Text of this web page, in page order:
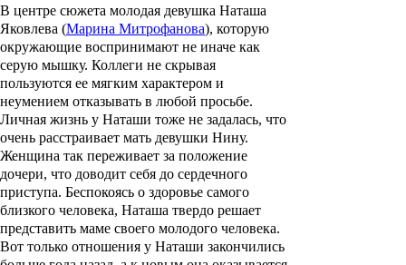
В центре сюжета молодая девушка Наташа
Яковлева (Марина Митрофанова), которую
окружающие воспринимают не иначе как
серую мышку. Коллеги не скрывая
пользуются ее мягким характером и
неумением отказывать в любой просьбе.
Личная жизнь у Наташи тоже не задалась, что
очень расстраивает мать девушки Нину.
Женщина так переживает за положение
дочери, что доводит себя до сердечного
приступа. Беспокоясь о здоровье самого
близкого человека, Наташа твердо решает
представить маме своего молодого человека.
Вот только отношения у Наташи закончились